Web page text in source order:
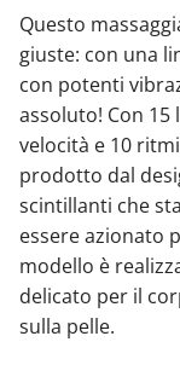
Questo
giuste: con una
con potenti
assoluto! Con
velocità e 10
prodotto dal
scintillanti che
essere azionato
modello è
delicato per il
sulla pelle.